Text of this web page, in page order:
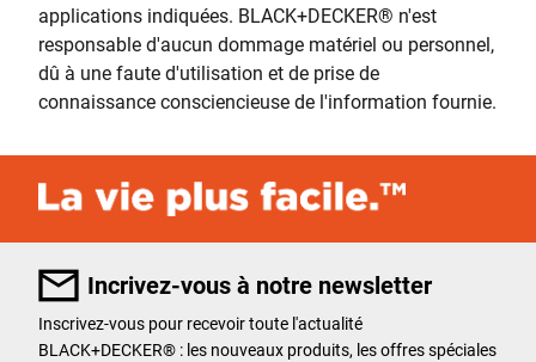
applications indiquées. BLACK+DECKER® n'est
responsable d'aucun dommage matériel ou personnel,
dû à une faute d'utilisation et de prise de
connaissance consciencieuse de l'information fournie.
Incrivez-vous à notre newsletter
Inscrivez-vous pour recevoir toute l'actualité
BLACK+DECKER® : les nouveaux produits, les offres spéciales